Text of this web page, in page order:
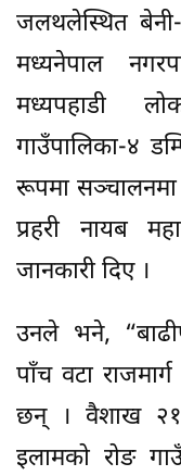
जलथलेस्थित
मध्यनेपाल
मध्यपहाडी
गाउँपालिका-४
रूपमा सञ्चालनमा
प्रहरी नायब
जानकारी दिए ।
उनले भने,
पाँच वटा
छन् । वैशाख २१
इलामको रोङ